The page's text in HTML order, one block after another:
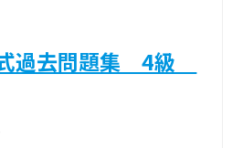
過去問題集 4級